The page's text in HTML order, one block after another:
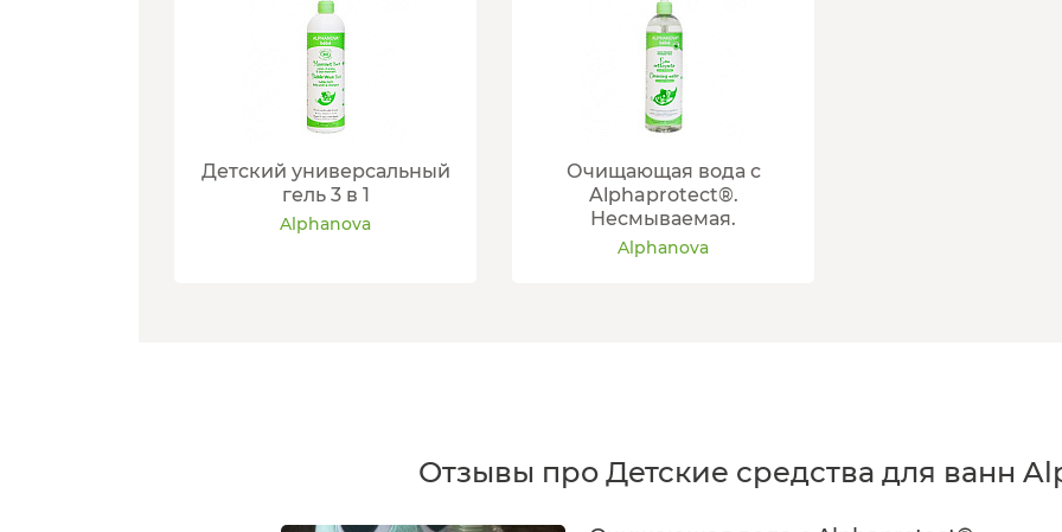
Детский универсальный
гель 3 в 1
Alphanova
Очищающая вода c
Alphaprotect®.
Несмываемая.
Alphanova
Отзывы про Детские средства для ванн